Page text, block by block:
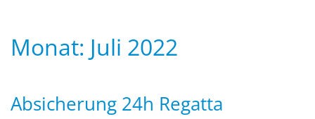
Monat: Juli 2022
Absicherung 24h Regatta